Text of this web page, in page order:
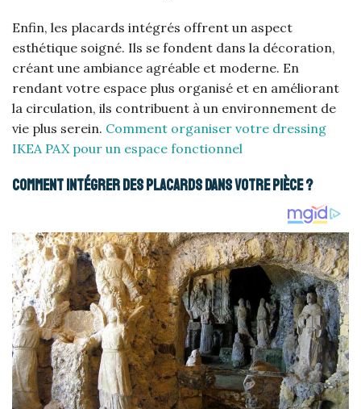
Enfin, les placards intégrés offrent un aspect
esthétique soigné. Ils se fondent dans la décoration,
créant une ambiance agréable et moderne. En
rendant votre espace plus organisé et en améliorant
la circulation, ils contribuent à un environnement de
vie plus serein. Comment organiser votre dressing
IKEA PAX pour un espace fonctionnel
Comment intégrer des placards dans votre pièce ?